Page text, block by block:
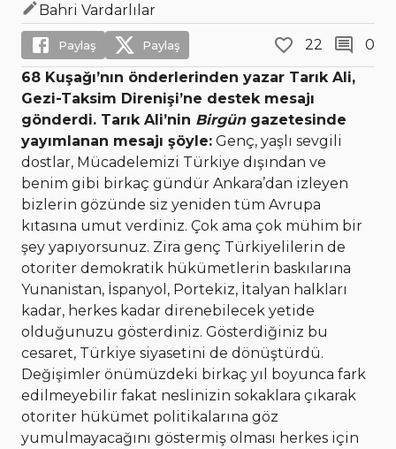
Bahri Vardarlılar
Paylaş Paylaş 22
0
68 Kuşağı’nın önderlerinden yazar Tarık Ali,
Gezi-Taksim Direnişi’ne destek mesajı
gönderdi. Tarık Ali’nin Birgüngazetesinde
yayımlanan mesajı şöyle: Genç, yaşlı sevgili
dostlar, Mücadelemizi Türkiye dışından ve
benim gibi birkaç gündür Ankara’dan izleyen
bizlerin gözünde siz yeniden tüm Avrupa
kıtasına umut verdiniz. Çok ama çok mühim bir
şey yapıyorsunuz. Zira genç Türkiyelilerin de
otoriter demokratik hükümetlerin baskılarına
Yunanistan, İspanyol, Portekiz, İtalyan halkları
kadar, herkes kadar direnebilecek yetide
olduğunuzu gösterdiniz. Gösterdiğiniz bu
cesaret, Türkiye siyasetini de dönüştürdü.
Değişimler önümüzdeki birkaç yıl boyunca fark
edilmeyebilir fakat neslinizin sokaklara çıkarak
otoriter hükümet politikalarına göz
yumulmayacağını göstermiş olması herkes için